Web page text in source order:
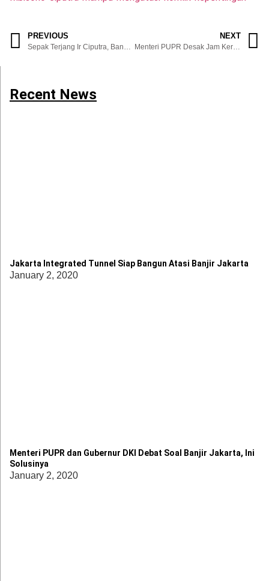
PREVIOUS
Sepak Terjang Ir Ciputra, Bangun Ciputra Grup dengan Modal Rp10 Juta
NEXT
Menteri PUPR Desak Jam Kerja Ekstra Kejar Pelabuhan Patimban
Recent News
Jakarta Integrated Tunnel Siap Bangun Atasi Banjir Jakarta
January 2, 2020
Menteri PUPR dan Gubernur DKI Debat Soal Banjir Jakarta, Ini
Solusinya
January 2, 2020